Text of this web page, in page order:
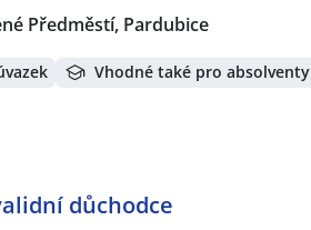
Předměstí, Pardubice
Vhodné také pro absolventy
důchodce